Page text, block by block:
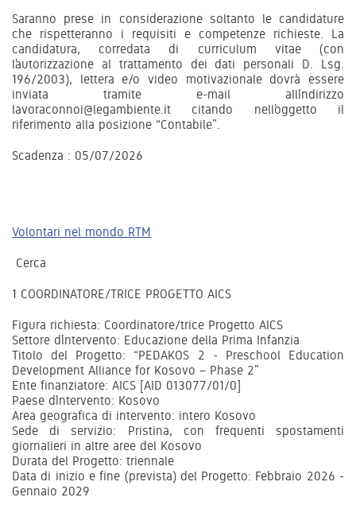
Saranno prese in considerazione soltanto le candidature
che rispetteranno i requisiti e competenze richieste. La
candidatura, corredata di curriculum vitae (con
l’autorizzazione al trattamento dei dati personali D. Lsg.
196/2003), lettera e/o video motivazionale dovrà essere
inviata tramite e-mail all’indirizzo
lavoraconnoi@legambiente.it citando nell’oggetto il
riferimento alla posizione “Contabile”.
Scadenza : 05/07/2026
Volontari nel mondo RTM
Cerca
1 COORDINATORE/TRICE PROGETTO AICS
Figura richiesta: Coordinatore/trice Progetto AICS
Settore d’intervento: Educazione della Prima Infanzia
Titolo del Progetto: “PEDAKOS 2 - Preschool Education
Development Alliance for Kosovo – Phase 2”
Ente finanziatore: AICS [AID 013077/01/0]
Paese d’intervento: Kosovo
Area geografica di intervento: intero Kosovo
Sede di servizio: Pristina, con frequenti spostamenti
giornalieri in altre aree del Kosovo
Durata del Progetto: triennale
Data di inizio e fine (prevista) del Progetto: Febbraio 2026 -
Gennaio 2029